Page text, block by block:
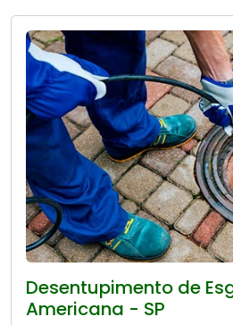
Desentupimento de
Americana - SP